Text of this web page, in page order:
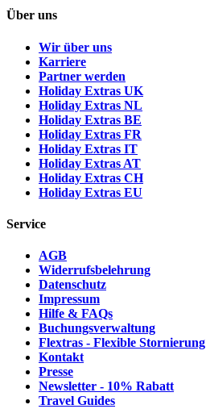
Über uns
Wir über uns
Karriere
Partner werden
Holiday Extras UK
Holiday Extras NL
Holiday Extras BE
Holiday Extras FR
Holiday Extras IT
Holiday Extras AT
Holiday Extras CH
Holiday Extras EU
Service
AGB
Widerrufsbelehrung
Datenschutz
Impressum
Hilfe & FAQs
Buchungsverwaltung
Flextras - Flexible Stornierung
Kontakt
Presse
Newsletter - 10% Rabatt
Travel Guides